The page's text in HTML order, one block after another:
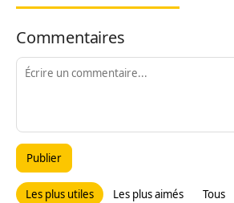
Commentaires
Publier
Les plus utiles Les plus aimés Tous